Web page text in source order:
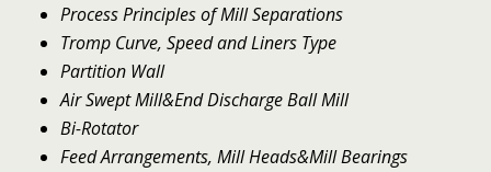
Process Principles of Mill Separations
Tromp Curve, Speed and Liners Type
Partition Wall
Air Swept Mill&End Discharge Ball Mill
Bi-Rotator
Feed Arrangements, Mill Heads&Mill Bearings